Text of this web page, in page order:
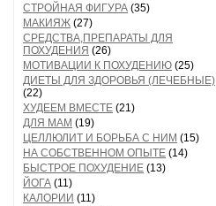
СТРОЙНАЯ ФИГУРА (35)
МАКИЯЖ (27)
СРЕДСТВА,ПРЕПАРАТЫ ДЛЯ
ПОХУДЕНИЯ (26)
МОТИВАЦИИ К ПОХУДЕНИЮ (25)
ДИЕТЫ ДЛЯ ЗДОРОВЬЯ (ЛЕЧЕБНЫЕ)
(22)
ХУДЕЕМ ВМЕСТЕ (21)
ДЛЯ МАМ (19)
ЦЕЛЛЮЛИТ И БОРЬБА С НИМ (15)
НА СОБСТВЕННОМ ОПЫТЕ (14)
БЫСТРОЕ ПОХУДЕНИЕ (13)
ЙОГА (11)
КАЛОРИИ (11)